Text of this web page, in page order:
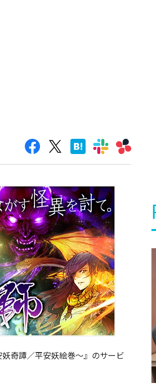
奇譚／平安妖絵巻～』のサービ